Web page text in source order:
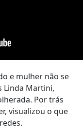
e mulher não se
Linda Martini,
Por trás
visualizou o que